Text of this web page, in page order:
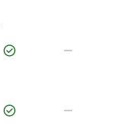
check_circle remove
check_circle remove